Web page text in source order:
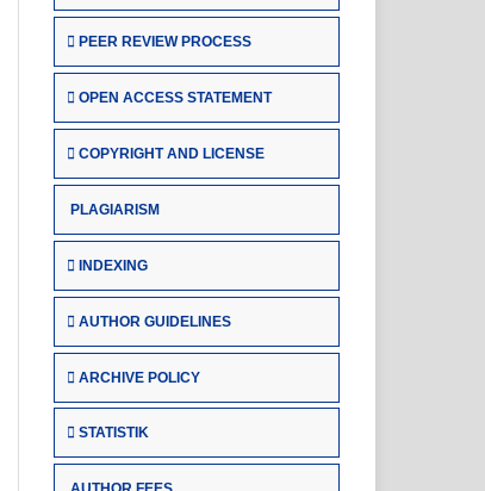
PEER REVIEW PROCESS
OPEN ACCESS STATEMENT
COPYRIGHT AND LICENSE
PLAGIARISM
INDEXING
AUTHOR GUIDELINES
ARCHIVE POLICY
STATISTIK